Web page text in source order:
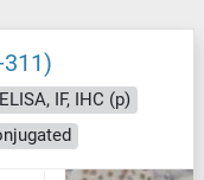
IF, IHC (p)